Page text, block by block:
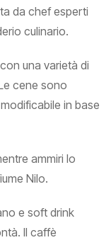
da chef esperti
culinario.
una varietà di
cene sono
in base
ammiri lo
Nilo.
e soft drink
Il caffè